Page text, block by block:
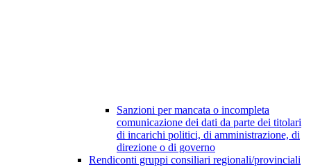
Sanzioni per mancata o incompleta
comunicazione dei dati da parte dei titolari
di incarichi politici, di amministrazione, di
direzione o di governo
Rendiconti gruppi consiliari regionali/provinciali